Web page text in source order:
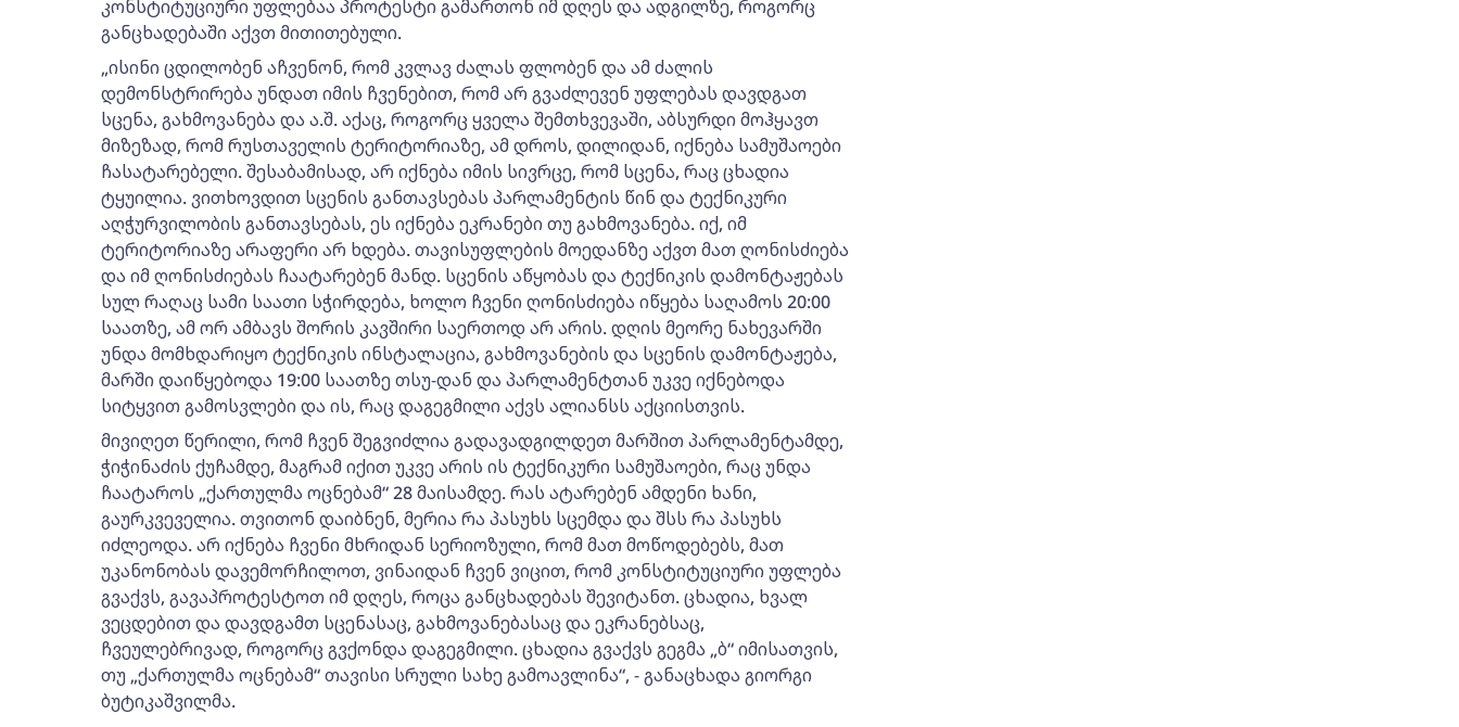
კონსტიტუციური უფლებაა პროტესტი გამართონ იმ დღეს და ადგილზე, როგორც
განცხადებაში აქვთ მითითებული.
„ისინი ცდილობენ აჩვენონ, რომ კვლავ ძალას ფლობენ და ამ ძალის
დემონსტრირება უნდათ იმის ჩვენებით, რომ არ გვაძლევენ უფლებას დავდგათ
სცენა, გახმოვანება და ა.შ. აქაც, როგორც ყველა შემთხვევაში, აბსურდი მოჰყავთ
მიზეზად, რომ რუსთაველის ტერიტორიაზე, ამ დროს, დილიდან, იქნება სამუშაოები
ჩასატარებელი. შესაბამისად, არ იქნება იმის სივრცე, რომ სცენა, რაც ცხადია
ტყუილია. ვითხოვდით სცენის განთავსებას პარლამენტის წინ და ტექნიკური
აღჭურვილობის განთავსებას, ეს იქნება ეკრანები თუ გახმოვანება. იქ, იმ
ტერიტორიაზე არაფერი არ ხდება. თავისუფლების მოედანზე აქვთ მათ ღონისძიება
და იმ ღონისძიებას ჩაატარებენ მანდ. სცენის აწყობას და ტექნიკის დამონტაჟებას
სულ რაღაც სამი საათი სჭირდება, ხოლო ჩვენი ღონისძიება იწყება საღამოს 20:00
საათზე, ამ ორ ამბავს შორის კავშირი საერთოდ არ არის. დღის მეორე ნახევარში
უნდა მომხდარიყო ტექნიკის ინსტალაცია, გახმოვანების და სცენის დამონტაჟება,
მარში დაიწყებოდა 19:00 საათზე თსუ-დან და პარლამენტთან უკვე იქნებოდა
სიტყვით გამოსვლები და ის, რაც დაგეგმილი აქვს ალიანსს აქციისთვის.
მივიღეთ წერილი, რომ ჩვენ შეგვიძლია გადავადგილდეთ მარშით პარლამენტამდე,
ჭიჭინაძის ქუჩამდე, მაგრამ იქით უკვე არის ის ტექნიკური სამუშაოები, რაც უნდა
ჩაატაროს „ქართულმა ოცნებამ“ 28 მაისამდე. რას ატარებენ ამდენი ხანი,
გაურკვეველია. თვითონ დაიბნენ, მერია რა პასუხს სცემდა და შსს რა პასუხს
იძლეოდა. არ იქნება ჩვენი მხრიდან სერიოზული, რომ მათ მოწოდებებს, მათ
უკანონობას დავემორჩილოთ, ვინაიდან ჩვენ ვიცით, რომ კონსტიტუციური უფლება
გვაქვს, გავაპროტესტოთ იმ დღეს, როცა განცხადებას შევიტანთ. ცხადია, ხვალ
ვეცდებით და დავდგამთ სცენასაც, გახმოვანებასაც და ეკრანებსაც,
ჩვეულებრივად, როგორც გვქონდა დაგეგმილი. ცხადია გვაქვს გეგმა „ბ“ იმისათვის,
თუ „ქართულმა ოცნებამ“ თავისი სრული სახე გამოავლინა“, - განაცხადა გიორგი
ბუტიკაშვილმა.